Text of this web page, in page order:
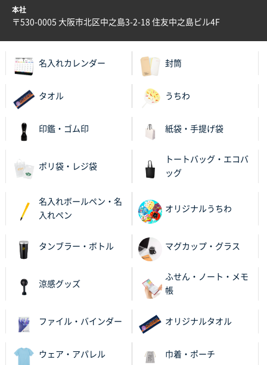
ECOワンポイントポリ袋 A4サイズ（白）1000枚
A4箔押し名入れクリアファイル
300枚
以前発注しているので、データが残っている点が良か
ったので
栃木県M社様
ビオトープデスクメモ100P100枚
前回同様、安心できるから
uni ジェットストリーム 05300枚
何度か注文していて、満足していたから
のしメモ100P800枚
のし文言が変更できたのと価格。
本社
〒530-0005 大阪市北区中之島3-2-18 住友中之島ビル4F
名入れカレンダー 封筒
タオル うちわ
印鑑・ゴム印 紙袋・手提げ袋
ポリ袋・レジ袋
トートバッグ・エコバ
ッグ
名入れボールペン・名
入れペン
オリジナルうちわ
タンブラー・ボトル マグカップ・グラス
涼感グッズ
ふせん・ノート・メモ
帳
ファイル・バインダー オリジナルタオル
ウェア・アパレル 巾着・ポーチ